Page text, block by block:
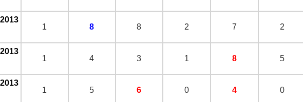
1 8 8 2 7 2
1 4 3 1 8 5
1 5 6 0 4 0